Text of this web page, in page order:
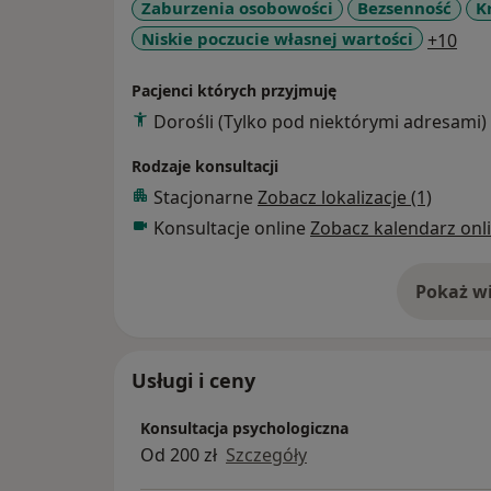
24. Oferuję także konsultacje, terapię on-
W pracy z pacjentem wykorzystuje
behawioralne (praca nad zachowaniem,
oraz modyfikacja przekonań), techniki
wzmocnienia, hiperkorekcje, ect.). Stale
pracy uczestnicząc w licznych
Pracuje z pacjentami z następującymi
zaburzenia lękowe (lęk paniczny,
poczuciem własnej wartości, samooceną,
partnerem, partnerką; praca
Jestem członkiem Polskiego Towarzystwa
Towarzystwa Terapii Poznawczo-
Zaburzenia osobowości Bezsenność
Niskie poczucie własnej wartości
+10
Pacjenci których przyjmuję
Dorośli (Tylko pod niektórymi adresami)
Rodzaje konsultacji
Stacjonarne Zobacz lokalizacje (1)
Konsultacje online Zobacz kalendarz
Pokaż o
Usługi i ceny
Konsultacja psychologiczna
Od 200 zł Szczegóły